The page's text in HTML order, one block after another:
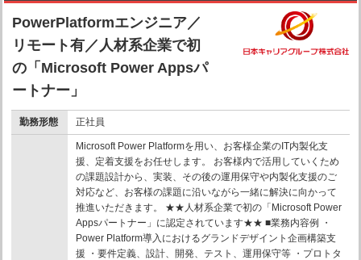
PowerPlatformエンジニア／
リモート有／人材系企業で初
の「Microsoft Power Appsパ
ートナー」
勤務形態 正社員
Microsoft Power Platformを用い、お客様企業のIT内製化支
援、定着支援をお任せします。 お客様内で活用していくため
の課題設計から、実装、その後の運用保守や内製化支援のご
対応など、お客様の課題に沿いながら一緒に解決に向かって
推進いただきます。 ★★人材系企業で初の「Microsoft Power
Appsパートナー」に認定されています★★ ■業務内容例 ・
Power Platform導入におけるグランドデザイント企画構築支
援 ・要件定義、設計、開発、テスト、運用保守等 ・プロトタ